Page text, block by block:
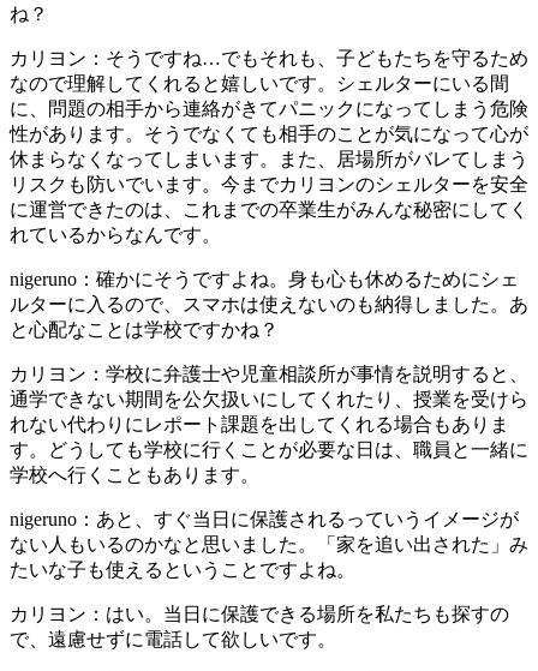
ね？
カリヨン：そうですね…でもそれも、子どもたちを守るため
なので理解してくれると嬉しいです。シェルターにいる間
に、問題の相手から連絡がきてパニックになってしまう危険
性があります。そうでなくても相手のことが気になって心が
休まらなくなってしまいます。また、居場所がバレてしまう
リスクも防いでいます。今までカリヨンのシェルターを安全
に運営できたのは、これまでの卒業生がみんな秘密にしてく
れているからなんです。
nigeruno：確かにそうですよね。身も心も休めるためにシェ
ルターに入るので、スマホは使えないのも納得しました。あ
と心配なことは学校ですかね？
カリヨン：学校に弁護士や児童相談所が事情を説明すると、
通学できない期間を公欠扱いにしてくれたり、授業を受けら
れない代わりにレポート課題を出してくれる場合もありま
す。どうしても学校に行くことが必要な日は、職員と一緒に
学校へ行くこともあります。
nigeruno：あと、すぐ当日に保護されるっていうイメージが
ない人もいるのかなと思いました。「家を追い出された」み
たいな子も使えるということですよね。
カリヨン：はい。当日に保護できる場所を私たちも探すの
で、遠慮せずに電話して欲しいです。